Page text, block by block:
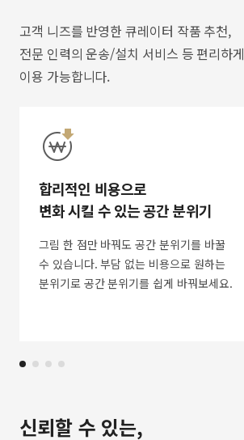
고객 니즈를 반영한 큐레이터 작품 추천,
전문 인력의 운송/설치 서비스 등 편리하게
이용 가능합니다.
합리적인 비용으로
변화 시킬 수 있는 공간 분위기
그림 한 점만 바꿔도 공간 분위기를 바꿀
수 있습니다. 부담 없는 비용으로 원하는
분위기로 공간 분위기를 쉽게 바꿔보세요.
신뢰할 수 있는,